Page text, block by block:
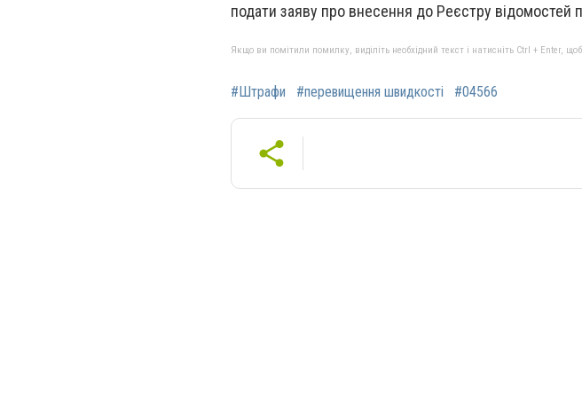
подати заяву про внесення до Реєстру відомостей
Якщо ви помітили помилку, виділіть необхідний текст і натисніть Ctrl + Enter,
#Штрафи #перевищення швидкості #04566